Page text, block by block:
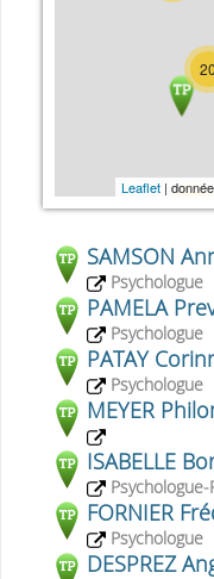
11
Leaflet |
20
Leaflet |
SAMSON
Psychologue
PAMELA
Psychologue
PATAY
Psychologue
MEYER
ISABELLE
FORNIER
Psychologue
DESPREZ